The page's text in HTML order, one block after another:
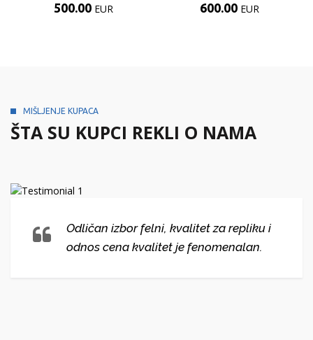
500.00 EUR 600.00 EUR
MIŠLJENJE KUPACA
ŠTA SU KUPCI REKLI O NAMA
Odličan izbor felni, kvalitet za repliku i
odnos cena kvalitet je fenomenalan.